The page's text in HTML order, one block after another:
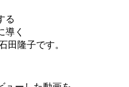
る
導く
田隆子です。